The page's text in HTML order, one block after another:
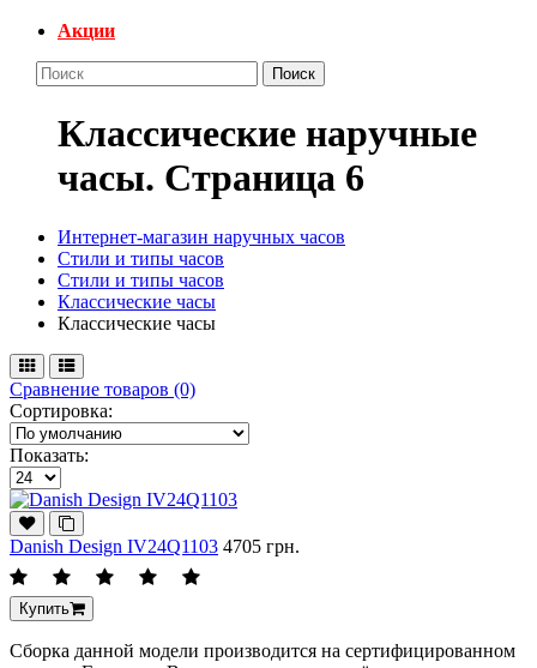
Акции
Поиск
Классические наручные
часы. Cтраница 6
Интернет-магазин наручных часов
Стили и типы часов
Стили и типы часов
Классические часы
Классические часы
Сравнение товаров (0)
Сортировка:
Показать:
Danish Design IV24Q1103 4705 грн.
Купить
Сборка данной модели производится на сертифицированном